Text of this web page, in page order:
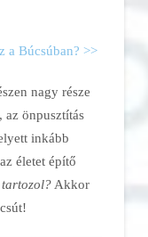
a Búcsúban? >>
nagy része
önpusztítás
inkább
életet építő
tartozol?Akkor